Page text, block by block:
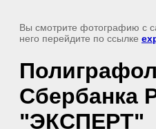
Вы смотрите фотографию с
него перейдите по ссылке
Сбербанка
"ЭКСПЕРТ"